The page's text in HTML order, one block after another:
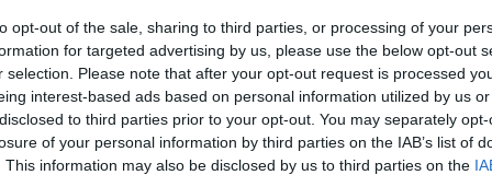
opt-out of the sale, sharing to third parties, or processing of your
for targeted advertising by us, please use the below opt-out
selection. Please note that after your opt-out request is processed
interest-based ads based on personal information utilized by us
to third parties prior to your opt-out. You may separately
of your personal information by third parties on the IAB’s list of
This information may also be disclosed by us to third parties on the
που εγκατέλειψε
προσέκρουσε σε 4 ΙΧ
μεταφέρθηκε με ελαφρά τραύματα στο
- 08:23